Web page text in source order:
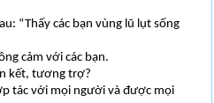
“Thấy các bạn vùng lũ lụt sống
cảm với các bạn.
kết, tương trợ?
tác với mọi người và được mọi